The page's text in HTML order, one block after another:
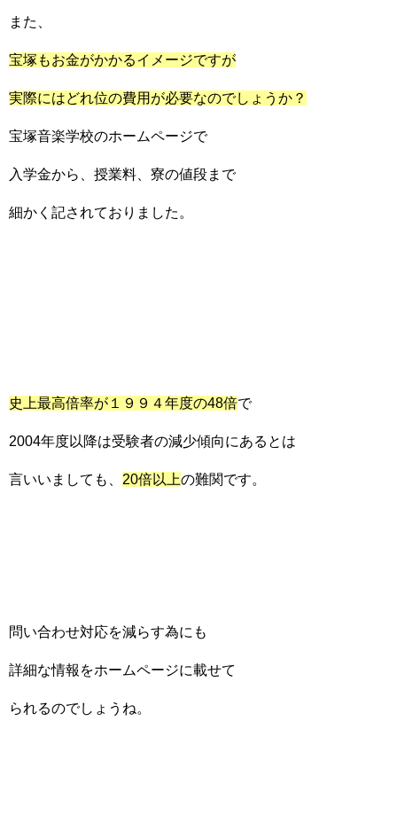
また、
宝塚もお金がかかるイメージですが
実際にはどれ位の費用が必要なのでしょうか？
宝塚音楽学校のホームページで
入学金から、授業料、寮の値段まで
細かく記されておりました。
史上最高倍率が１９９４年度の48倍で
2004年度以降は受験者の減少傾向にあるとは
言いいましても、 20倍以上の難関です。
問い合わせ対応を減らす為にも
詳細な情報をホームページに載せて
られるのでしょうね。